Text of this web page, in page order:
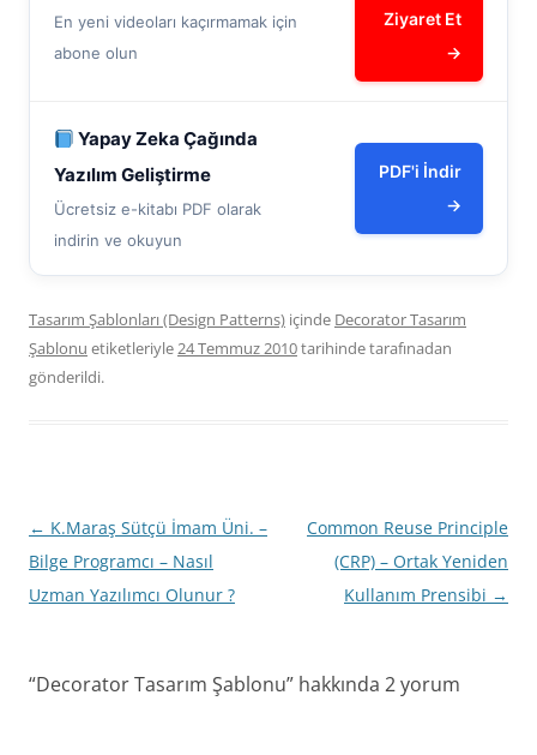
En yeni videoları kaçırmamak için
abone olun
Ziyaret Et
→
Yapay Zeka Çağında
Yazılım Geliştirme
Ücretsiz e-kitabı PDF olarak
indirin ve okuyun
PDF'i İndir
→
Tasarım Şablonları (Design Patterns) içinde Decorator Tasarım
Şablonu etiketleriyle24 Temmuz 2010tarihindetarafınadan
gönderildi.
Yazı
dolaşımı
← K.Maraş Sütçü İmam Üni. –
Bilge Programcı – Nasıl
Uzman Yazılımcı Olunur ?
Common Reuse Principle
(CRP) – Ortak Yeniden
Kullanım Prensibi →
“Decorator Tasarım Şablonu” hakkında 2 yorum